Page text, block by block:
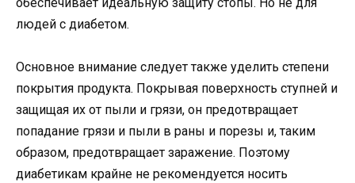
людей с диабетом.
Основное внимание следует также уделить степени
покрытия продукта. Покрывая поверхность ступней и
защищая их от пыли и грязи, он предотвращает
попадание грязи и пыли в раны и порезы и, таким
образом, предотвращает заражение. Поэтому
диабетикам крайне не рекомендуется носить